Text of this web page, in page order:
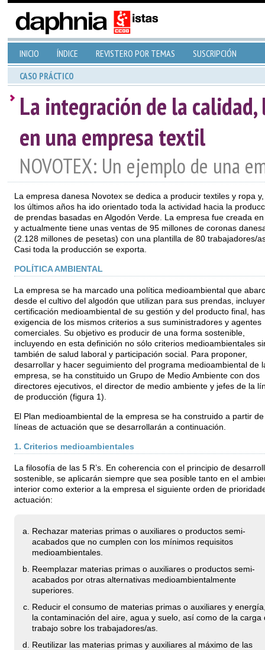
INICIO ÍNDICE REVISTERO POR TEMAS SUSCRIPCIÓN
CASO PRÁCTICO
La integración de la
en una empresa textil
NOVOTEX: Un ejemplo de una
La empresa danesa Novotex se dedica a producir textiles y ropa
los últimos años ha ido orientado toda la actividad hacia la
de prendas basadas en Algodón Verde. La empresa fue creada
y actualmente tiene unas ventas de 95 millones de coronas
(2.128 millones de pesetas) con una plantilla de 80 trabajadores/
Casi toda la producción se exporta.
POLÍTICA AMBIENTAL
La empresa se ha marcado una política medioambiental que
desde el cultivo del algodón que utilizan para sus prendas,
certificación medioambiental de su gestión y del producto final,
exigencia de los mismos criterios a sus suministradores y agentes
comerciales. Su objetivo es producir de una forma sostenible,
incluyendo en esta definición no sólo criterios medioambientales
también de salud laboral y participación social. Para proponer,
desarrollar y hacer seguimiento del programa medioambiental de
empresa, se ha constituido un Grupo de Medio Ambiente con dos
directores ejecutivos, el director de medio ambiente y jefes de la
de producción (figura 1).
El Plan medioambiental de la empresa se ha construido a partir de
líneas de actuación que se desarrollarán a continuación.
1. Criterios medioambientales
La filosofía de las 5 R’s. En coherencia con el principio de
sostenible, se aplicarán siempre que sea posible tanto en el
interior como exterior a la empresa el siguiente orden de
actuación:
Rechazar materias primas o auxiliares o productos semi-
acabados que no cumplen con los mínimos requisitos
medioambientales.
Reemplazar materias primas o auxiliares o productos semi-
acabados por otras alternativas medioambientalmente
superiores.
Reducir el consumo de materias primas o auxiliares y
la contaminación del aire, agua y suelo, así como de la carga
trabajo sobre los trabajadores/as.
Reutilizar las materias primas y auxiliares al máximo de las